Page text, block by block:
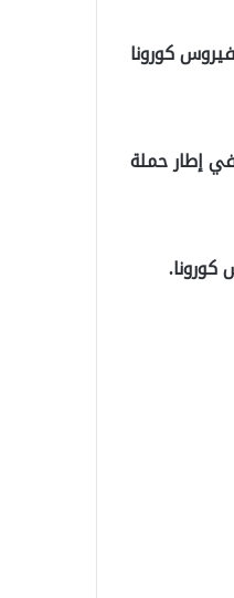
كورونا
إطار حملة
كورونا.